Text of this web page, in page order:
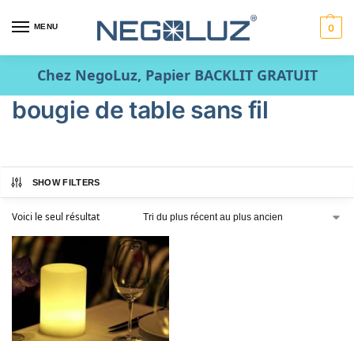
MENU 0
Chez NegoLuz, Papier BACKLIT GRATUIT
bougie de table sans fil
SHOW FILTERS
Voici le seul résultat